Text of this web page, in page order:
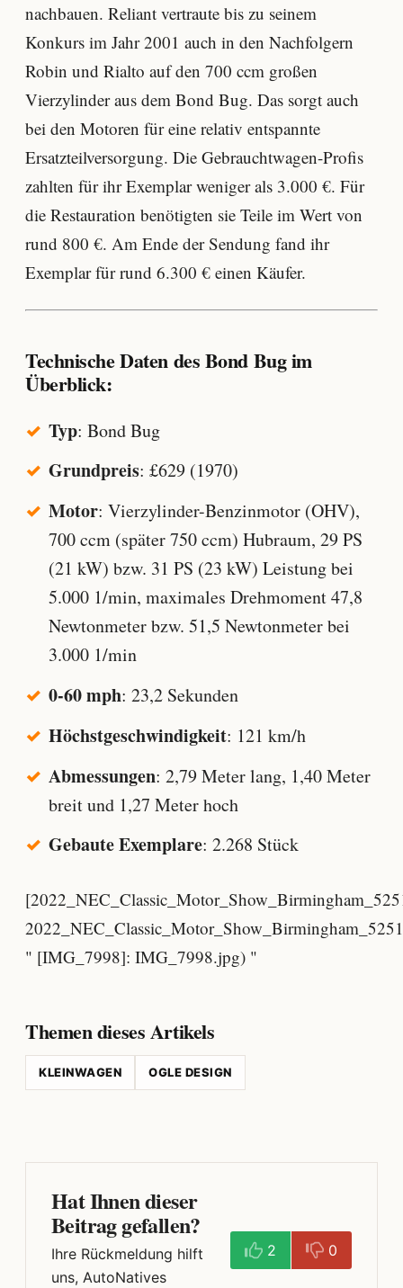
nachbauen. Reliant vertraute bis zu seinem
Konkurs im Jahr 2001 auch in den Nachfolgern
Robin und Rialto auf den 700 ccm großen
Vierzylinder aus dem Bond Bug. Das sorgt auch
bei den Motoren für eine relativ entspannte
Ersatzteilversorgung. Die Gebrauchtwagen-Profis
zahlten für ihr Exemplar weniger als 3.000 €. Für
die Restauration benötigten sie Teile im Wert von
rund 800 €. Am Ende der Sendung fand ihr
Exemplar für rund 6.300 € einen Käufer.
Technische Daten des Bond Bug im
Überblick:
Typ: Bond Bug
Grundpreis: £629 (1970)
Motor: Vierzylinder-Benzinmotor (OHV),
700 ccm (später 750 ccm) Hubraum, 29 PS
(21 kW) bzw. 31 PS (23 kW) Leistung bei
5.000 1/min, maximales Drehmoment 47,8
Newtonmeter bzw. 51,5 Newtonmeter bei
3.000 1/min
0-60 mph: 23,2 Sekunden
Höchstgeschwindigkeit: 121 km/h
Abmessungen: 2,79 Meter lang, 1,40 Meter
breit und 1,27 Meter hoch
Gebaute Exemplare: 2.268 Stück
" [IMG_7998]: IMG_7998.jpg) "
Themen dieses Artikels
KLEINWAGEN OGLE DESIGN
Hat Ihnen dieser
Beitrag gefallen?
Ihre Rückmeldung hilft
uns, AutoNatives
2 0